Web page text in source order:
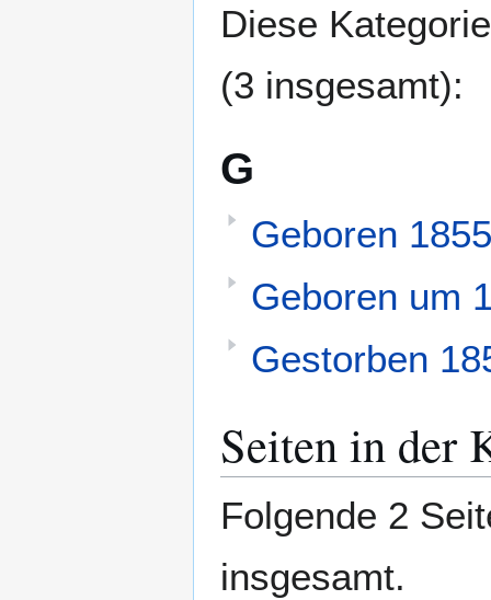
Diese
(3 insgesamt):
G
Geboren 1855
Geboren um
Gestorben
Seiten in der
Folgende 2
insgesamt.